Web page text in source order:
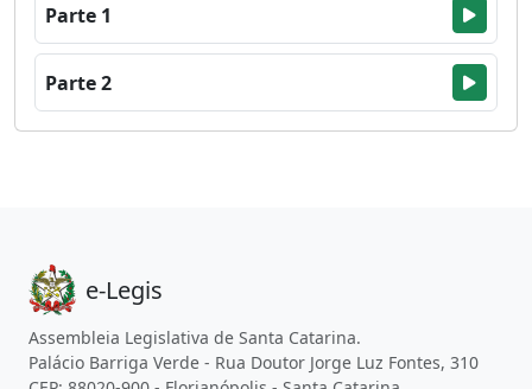
Parte 1
Parte 2
e-Legis
Assembleia Legislativa de Santa Catarina.
Palácio Barriga Verde - Rua Doutor Jorge Luz Fontes, 310